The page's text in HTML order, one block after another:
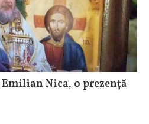
Nica, o prezență